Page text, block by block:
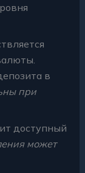
в
при
доступный
может